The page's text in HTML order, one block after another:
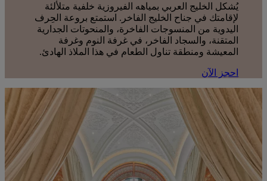
يُشكل الخليج العربي بمياهه الفيروزية خلفية متلألئة
لإقامتك في جناح الخليج الفاخر. استمتع بروعة الحِرف
اليدوية من المنسوجات الفاخرة، والمنحوتات الجدارية
المتقنة، والسجاد الفاخر، في غرفة النوم وغرفة
المعيشة ومنطقة تناول الطعام في هذا الملاذ الهادئ.
احجز الآن